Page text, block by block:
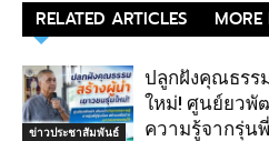
RELATED ARTICLES MORE
ข่าวประชาสัมพันธ์
ปลูกฝังคุณธรร
ใหม่! ศูนย์ยวพั
ความรู้จากรุ่น